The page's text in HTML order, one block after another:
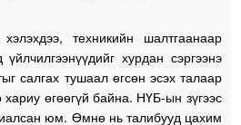
техникийн шалтгаанаар
хурдан сэргээнэ
салгах тушаал өгсөн эсэх талаар
хариу өгөөгүй байна. НҮБ-ын зүгээс
юм. Өмнө нь талибууд цахим